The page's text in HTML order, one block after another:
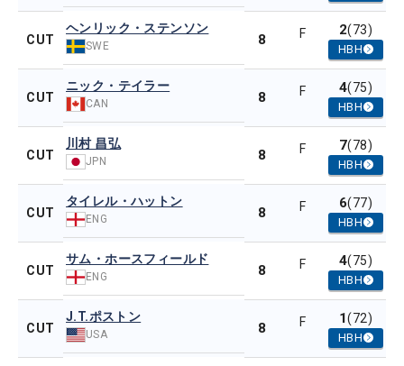
CUT
ヘンリック・ステンソン
SWE 8 F 2(73)
HBH
CUT
ニック・テイラー
CAN 8 F 4(75)
HBH
CUT
川村 昌弘
JPN 8 F 7(78)
HBH
CUT
タイレル・ハットン
ENG 8 F 6(77)
HBH
CUT
サム・ホースフィールド
ENG 8 F 4(75)
HBH
CUT
J.T.ポストン
USA 8 F 1(72)
HBH